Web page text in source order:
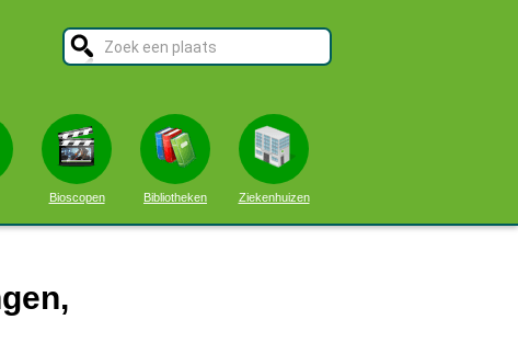
Bioscopen Bibliotheken Ziekenhuizen